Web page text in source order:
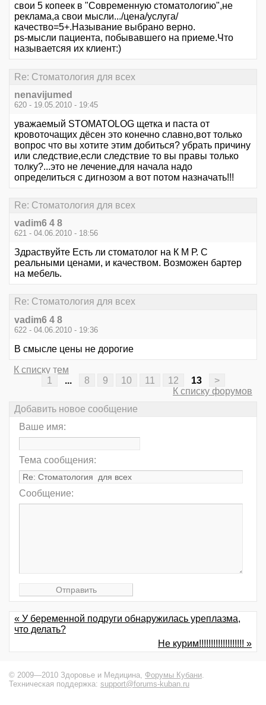
свои 5 копеек в "Современную стоматологию",не
реклама,а свои мысли.../цена/услуга/
качество=5+.Называние выбрано верно.
ps-мысли пациента, побывавшего на приеме.Что
называетсяя их клиент:)
Re: Стоматология для всех
nenavijumed
620 - 19.05.2010 - 19:45
уважаемый STOMATOLOG щетка и паста от
кровоточащих дёсен это конечно славно,вот только
вопрос что вы хотите этим добиться? убрать причину
или следствие,если следствие то вы правы только
толку?...это не лечение,для начала надо
определиться с дигнозом а вот потом назначать!!!
Re: Стоматология для всех
vadim6 4 8
621 - 04.06.2010 - 18:56
Здраствуйте Есть ли стоматолог на К М Р. С
реальными ценами, и качеством. Возможен бартер
на мебель.
Re: Стоматология для всех
vadim6 4 8
622 - 04.06.2010 - 19:36
В смысле цены не дорогие
К списку тем
1
... 8 9 10 11 12 13
>
К списку форумов
Добавить новое сообщение
Ваше имя:
Тема сообщения:
Сообщение:
« У беременной подруги обнаружилась уреплазма,
что делать?
Не курим!!!!!!!!!!!!!!!!!!! »
© 2009—2010 Здоровье и Медицина, Форумы Кубани
Техническая поддержка: support@forums-kuban.ru